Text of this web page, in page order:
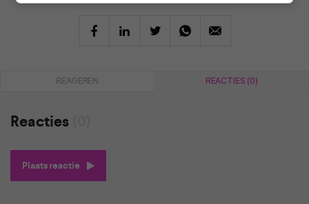
REAGEREN REACTIES (0)
Reacties
Plaats reactie